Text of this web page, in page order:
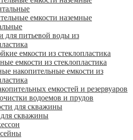
емкости наземные
для питьевой воды из
емкости из стеклопластика
емкости из стеклопластика
накопительные емкости из
емкостей и резервуаров
водоемов и прудов
для скважины
скважины